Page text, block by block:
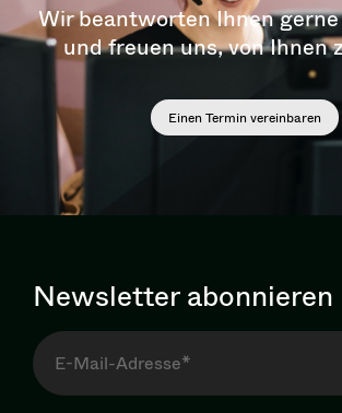
Wir beantworten Ihnen
und freuen uns, von Ihnen
Einen Termin vereinbaren
Newsletter abonnieren